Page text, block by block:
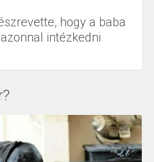
hogy a baba
intézkedni